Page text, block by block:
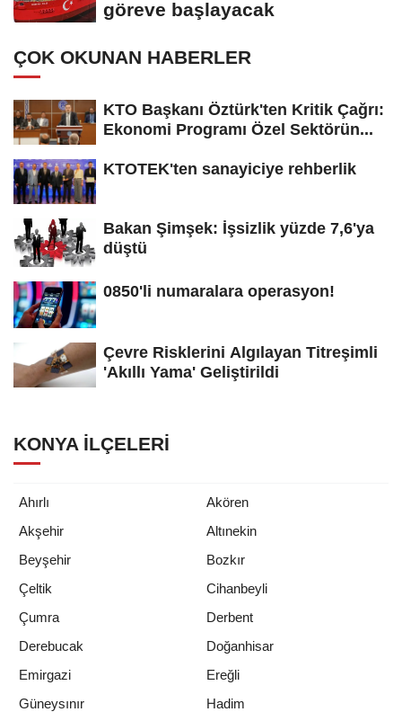
göreve başlayacak
ÇOK OKUNAN HABERLER
KTO Başkanı Öztürk'ten Kritik Çağrı:
Ekonomi Programı Özel Sektörün...
KTOTEK'ten sanayiciye rehberlik
Bakan Şimşek: İşsizlik yüzde 7,6'ya
düştü
0850'li numaralara operasyon!
Çevre Risklerini Algılayan Titreşimli
'Akıllı Yama' Geliştirildi
KONYA İLÇELERI
Ahırlı
Akören
Akşehir
Altınekin
Beyşehir
Bozkır
Çeltik
Cihanbeyli
Çumra
Derbent
Derebucak
Doğanhisar
Emirgazi
Ereğli
Güneysınır
Hadim